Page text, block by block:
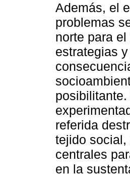
Además, el
problemas
norte para
estrategias
referida
tejido
centrales
en la